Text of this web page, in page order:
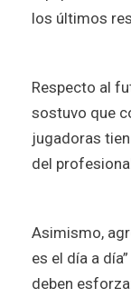
los últimos
Respecto al
sostuvo que
jugadoras
del
Asimismo,
es el día a
deben